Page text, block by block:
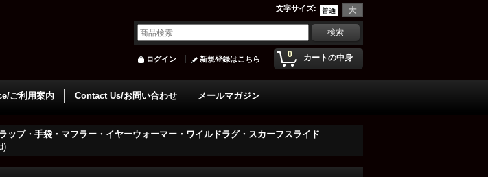
文字サイズ:
0 カートの中身
ログイン 新規登録はこちら
ご利用案内 Contact Us/お問い合わせ メールマガジン
ップ・手袋・マフラー・イヤーウォーマー・ワイルドラグ・スカーフスライド